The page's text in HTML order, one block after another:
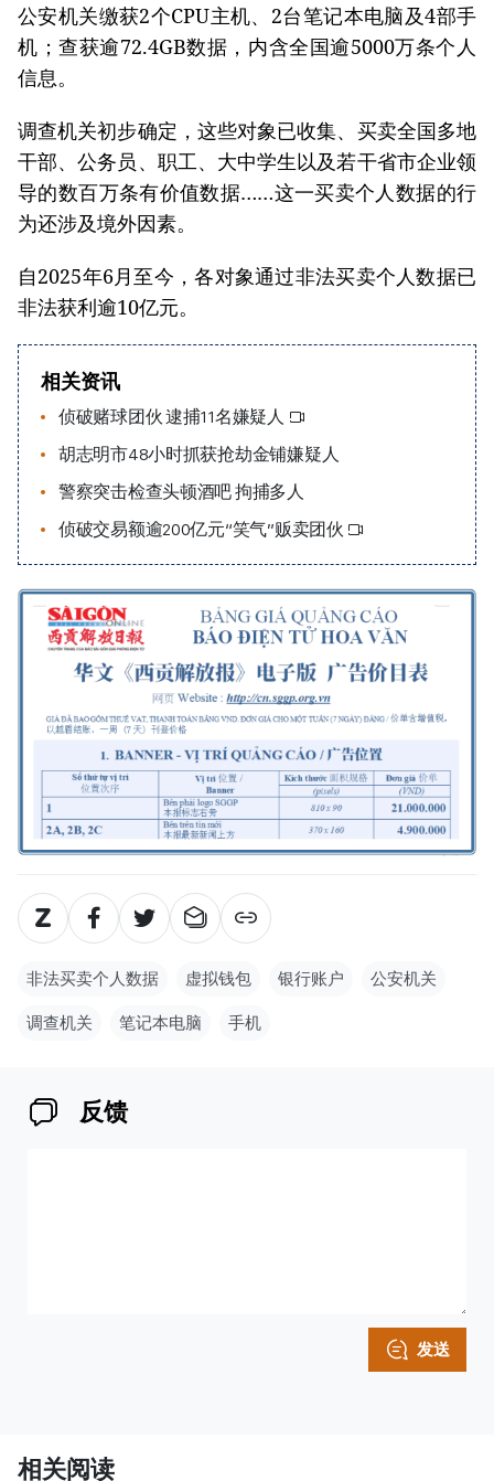
公安机关缴获2个CPU主机、2台笔记本电脑及4部手
机；查获逾72.4GB数据，内含全国逾5000万条个人
信息。
调查机关初步确定，这些对象已收集、买卖全国多地
干部、公务员、职工、大中学生以及若干省市企业领
导的数百万条有价值数据……这一买卖个人数据的行
为还涉及境外因素。
自2025年6月至今，各对象通过非法买卖个人数据已
非法获利逾10亿元。
相关资讯
侦破赌球团伙 逮捕11名嫌疑人
胡志明市48小时抓获抢劫金铺嫌疑人
警察突击检查头顿酒吧 拘捕多人
侦破交易额逾200亿元“笑气”贩卖团伙
非法买卖个人数据 虚拟钱包 银行账户 公安机关
调查机关 笔记本电脑 手机
反馈
发送
相关阅读